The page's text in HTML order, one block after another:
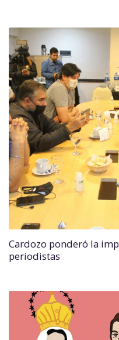
Cardozo ponderó la
periodistas